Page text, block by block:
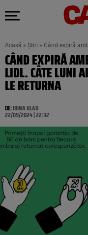
Acasă » Știri » Când expiră
CÂND EXPIRĂ
LIDL. CÂTE LUNI
LE RETURNA
DE:IRINA VLAD
22/09/2024 | 22:32